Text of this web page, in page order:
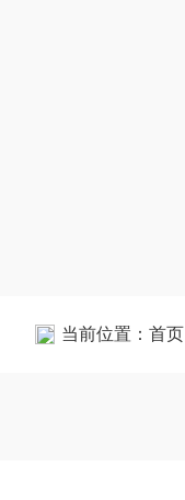
当前位置： 首页